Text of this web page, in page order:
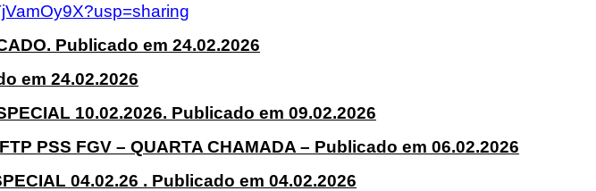
Publicado em 24.02.2026
em 24.02.2026
10.02.2026. Publicado em 09.02.2026
PSS FGV – QUARTA CHAMADA – Publicado em 06.02.2026
04.02.26 . Publicado em 04.02.2026